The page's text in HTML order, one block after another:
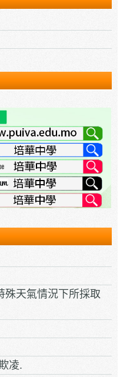
殊天氣情況下所採取
凌.